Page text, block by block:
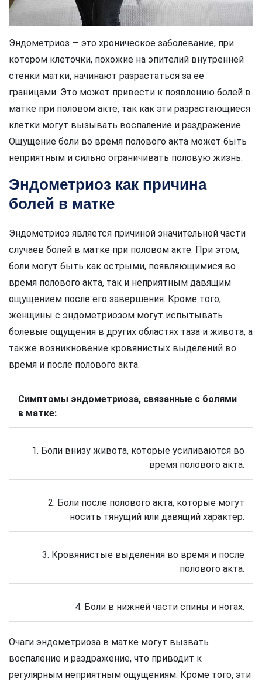
Эндометриоз — это хроническое заболевание, при
котором клеточки, похожие на эпителий внутренней
стенки матки, начинают разрастаться за ее
границами. Это может привести к появлению болей в
матке при половом акте, так как эти разрастающиеся
клетки могут вызывать воспаление и раздражение.
Ощущение боли во время полового акта может быть
неприятным и сильно ограничивать половую жизнь.
Эндометриоз как причина
болей в матке
Эндометриоз является причиной значительной части
случаев болей в матке при половом акте. При этом,
боли могут быть как острыми, появляющимися во
время полового акта, так и неприятным давящим
ощущением после его завершения. Кроме того,
женщины с эндометриозом могут испытывать
болевые ощущения в других областях таза и живота, а
также возникновение кровянистых выделений во
время и после полового акта.
Симптомы эндометриоза, связанные с болями
в матке:
1. Боли внизу живота, которые усиливаются во
время полового акта.
2. Боли после полового акта, которые могут
носить тянущий или давящий характер.
3. Кровянистые выделения во время и после
полового акта.
4. Боли в нижней части спины и ногах.
Очаги эндометриоза в матке могут вызвать
воспаление и раздражение, что приводит к
регулярным неприятным ощущениям. Кроме того, эти